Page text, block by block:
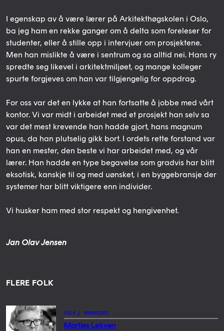
I egenskap av å være lærer på Arkitekthøgskolen i Oslo,
ba jeg ham en rekke ganger om å delta som foreleser for
studenter, eller å stille opp i intervjuer om prosjektene.
Men han mislikte å være i sentrum og sa alltid nei. Hans ry
spredte seg likevel i arkitektmiljøet, og mange kolleger
spurte forgjeves om han var tilgjengelig for oppdrag.
For oss var det en lykke at han fortsatte å jobbe med vårt
kontor. Vi var midt i arbeidet med et prosjekt han selv sa
var det mest krevende han hadde gjort, hans magnum
opus, da han plutselig gikk bort. I ordets rette forstand var
han en mester, den beste vi har arbeidet med, og vår
lærer. Han hadde en type begavelse som gradvis har blitt
eksotisk, kanskje til og med uønsket, i en byggebransje der
systemer har blitt viktigere enn individer.
Vi husker ham med stor respekt og hengivenhet.
Jan Olav Jensen
FLERE FOLK
FOLK / MINNEORD
Marlies Lekven